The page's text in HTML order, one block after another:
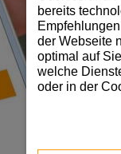
bereits
der Webseite
optimal auf
welche
oder in der